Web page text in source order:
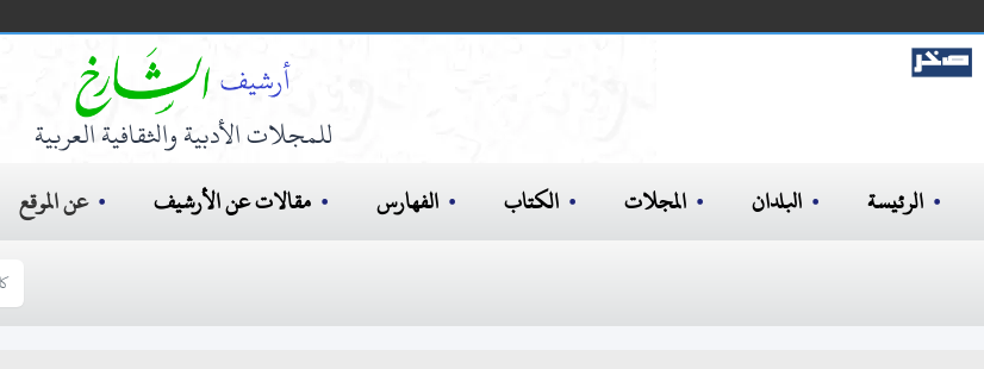
للمجلات الأدبية والثقافية العربية
الرئيسة البلدان المجلات الكتاب الفهارس مقالات عن الأرشيف عن الموقع